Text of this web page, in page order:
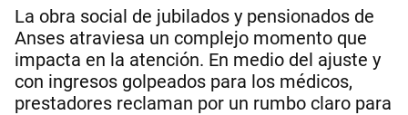
La obra social de jubilados y pensionados de
Anses atraviesa un complejo momento que
impacta en la atención. En medio del ajuste y
con ingresos golpeados para los médicos,
prestadores reclaman por un rumbo claro para